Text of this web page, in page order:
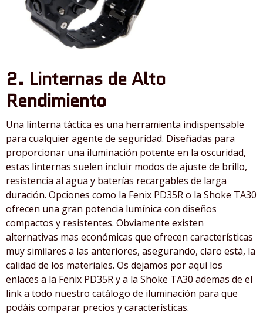
2. Linternas de Alto
Rendimiento
Una linterna táctica es una herramienta indispensable
para cualquier agente de seguridad. Diseñadas para
proporcionar una iluminación potente en la oscuridad,
estas linternas suelen incluir modos de ajuste de brillo,
resistencia al agua y baterías recargables de larga
duración. Opciones como la Fenix PD35R o la Shoke TA30
ofrecen una gran potencia lumínica con diseños
compactos y resistentes. Obviamente existen
alternativas mas económicas que ofrecen características
muy similares a las anteriores, asegurando, claro está, la
calidad de los materiales. Os dejamos por aquí los
enlaces a la Fenix PD35R y a la Shoke TA30 ademas de el
link a todo nuestro catálogo de iluminación para que
podáis comparar precios y características.